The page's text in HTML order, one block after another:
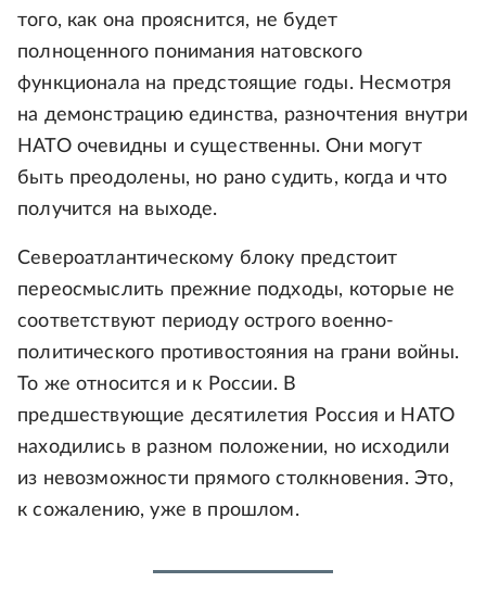
того, как она прояснится, не будет
полноценного понимания натовского
функционала на предстоящие годы. Несмотря
на демонстрацию единства, разночтения внутри
НАТО очевидны и существенны. Они могут
быть преодолены, но рано судить, когда и что
получится на выходе.
Североатлантическому блоку предстоит
переосмыслить прежние подходы, которые не
соответствуют периоду острого военно-
политического противостояния на грани войны.
То же относится и к России. В
предшествующие десятилетия Россия и НАТО
находились в разном положении, но исходили
из невозможности прямого столкновения. Это,
к сожалению, уже в прошлом.